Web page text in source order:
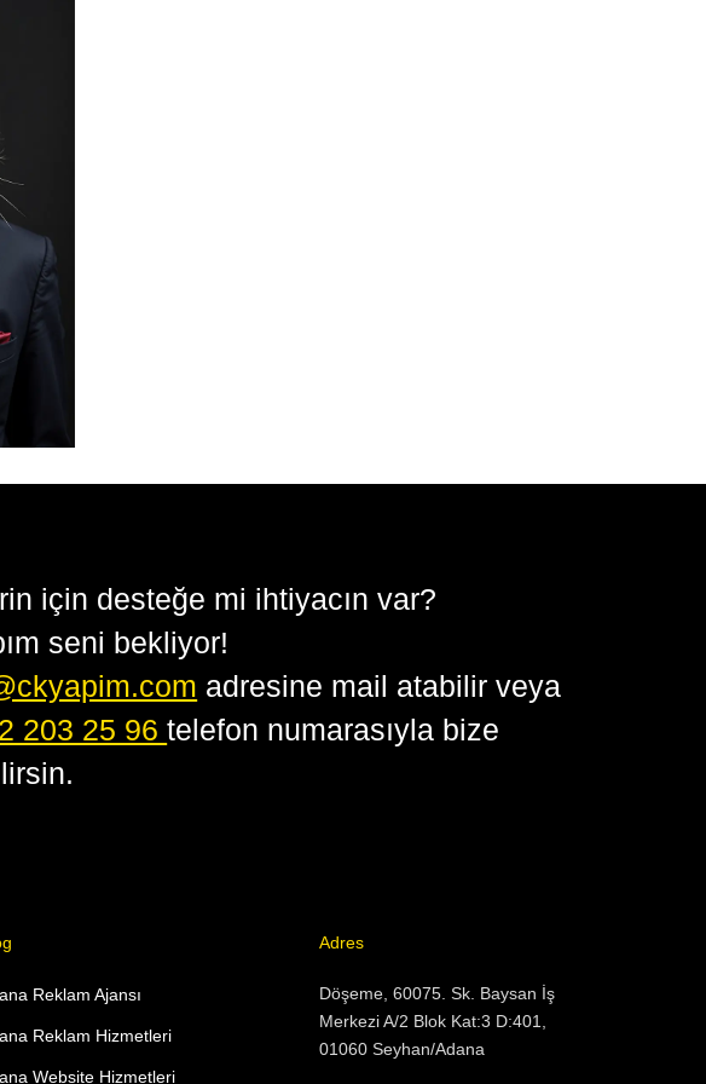
için desteğe mi ihtiyacın var?
seni bekliyor!
adresine mail atabilir veya
203 25 96telefon numarasıyla bize
Reklam Ajansı
Reklam Hizmetleri
Website Hizmetleri
Adres
Döşeme, 60075. Sk. Baysan İş
Merkezi A/2 Blok Kat:3 D:401,
01060 Seyhan/Adana